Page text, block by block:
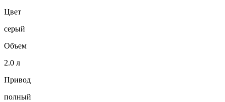
Цвет
серый
Объем
2.0 л
Привод
полный